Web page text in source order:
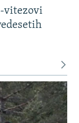
vitezovi